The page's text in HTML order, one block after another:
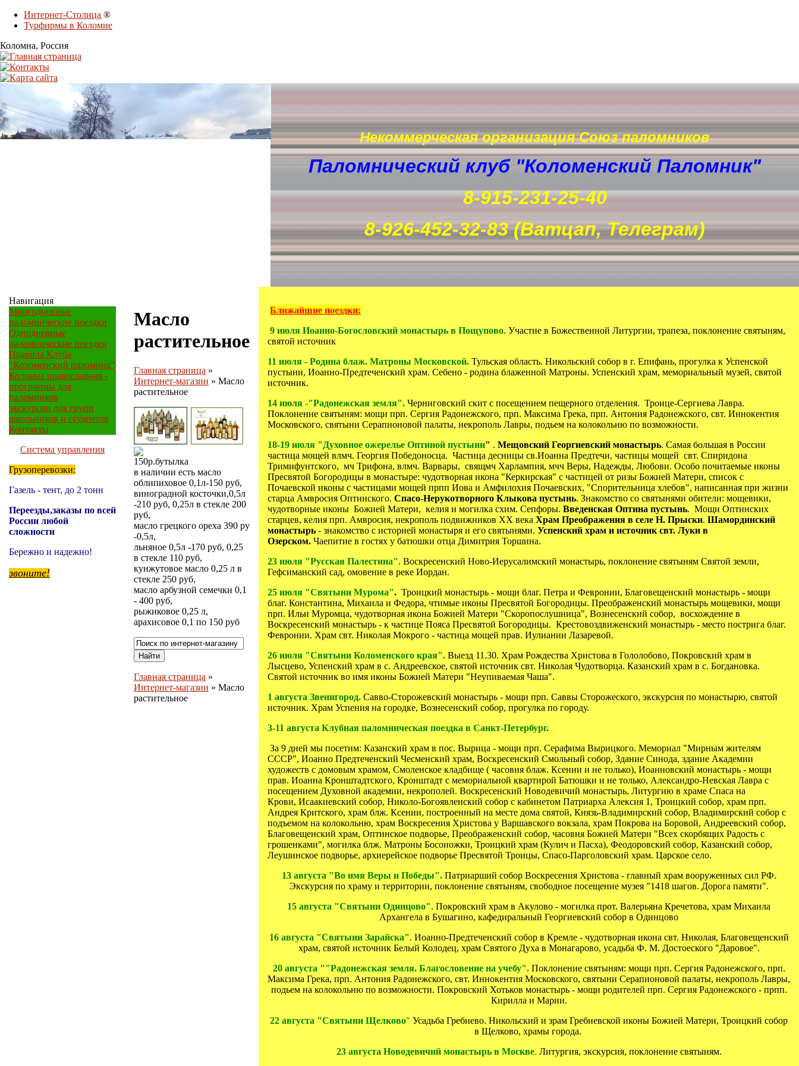
Интернет-Столица ®
Турфирмы в Коломне
Коломна, Россия
Некоммерческая организация Союз паломников
Паломнический клуб "Коломенский Паломник"
8-915-231-25-40
8-926-452-32-83 (Ватцап, Телеграм)
Навигация
Многодневные
паломнические поездки
Однодневные
паломнические поездки
Правила Клуба
"Коломенский паломник"
Коломна православная -
программы для
паломников
экскурсии для групп
школьников и студентов
Контакты
Система управления
Грузоперевозки:
Газель - тент, до 2 тонн
Переезды,заказы по всей
России любой
сложности
Бережно и надежно!
звоните!
Масло
растительное
Главная страница »
Интернет-магазин » Масло
растительное
150р.бутылка
в наличии есть масло
облипиховое 0,1л-150 руб,
виноградной косточки,0,5л
-210 руб, 0,25л в стекле 200
руб,
масло грецкого ореха 390 ру
-0,5л,
льняное 0,5л -170 руб, 0,25
в стекле 110 руб,
кунжутовое масло 0,25 л в
стекле 250 руб,
масло арбузной семечки 0,1
- 400 руб,
рыжиковое 0,25 л,
арахисовое 0,1 по 150 руб
Главная страница »
Интернет-магазин » Масло
растительное
Ближайшие поездки:
9 июля Иоанно-Богословский монастырь в Пощупово. Участие в Божественной Литургии, трапеза, поклонение святыням,
святой источник
11 июля - Родина блаж. Матроны Московской. Тульская область. Никольский собор в г. Епифань, прогулка к Успенской
пустыни, Иоанно-Предтеченский храм. Себено - родина блаженной Матроны. Успенский храм, мемориальный музей, святой
источник.
14 июля -"Радонежская земля". Черниговский скит с посещением пещерного отделения. Троице-Сергиева Лавра.
Поклонение святыням: мощи прп. Сергия Радонежского, прп. Максима Грека, прп. Антония Радонежского, свт. Иннокентия
Московского, святыни Серапионовой палаты, некрополь Лавры, подьем на колокольню по возможности.
18-19 июля "Духовное ожерелье Оптиной пустыни" . Мещовский Георгиевский монастырь. Самая большая в России
частица мощей влмч. Георгия Победоносца. Частица десницы св.Иоанна Предтечи, частицы мощей свт. Спиридона
Тримифунтского, мч Трифона, влмч. Варвары, свящмч Харлампия, мчч Веры, Надежды, Любови. Особо почитаемые иконы
Пресвятой Богородицы в монастыре: чудотворная икона "Керкирская" с частицей от ризы Божией Матери, список с
Почаевской иконы с частицами мощей прпп Иова и Амфилохия Почаевских, "Спорительница хлебов", написанная при жизни
старца Амвросия Оптинского. Спасо-Нерукотворного Клыкова пустынь. Знакомство со святынями обители: мощевики,
чудотворные иконы Божией Матери, келия и могилка схим. Сепфоры. Введенская Оптина пустынь. Мощи Оптинских
старцев, келия прп. Амвросия, некрополь подвижников ХХ века Храм Преображения в селе Н. Прыски. Шамординский
монастырь - знакомство с историей монастыря и его святынями. Успенский храм и источник свт. Луки в
Озерском. Чаепитие в гостях у батюшки отца Димитрия Торшина.
23 июля "Русская Палестина". Воскресенский Ново-Иерусалимский монастырь, поклонение святыням Святой земли,
Гефсиманский сад, омовение в реке Иордан.
25 июля "Святыни Мурома". Троицкий монастырь - мощи благ. Петра и Февронии, Благовещенский монастырь - мощи
благ. Константина, Михаила и Федора, чтимые иконы Пресвятой Богородицы. Преображенский монастырь мощевики, мощи
прп. Ильи Муромца, чудотворная икона Божией Матери "Скоропослушница", Вознесенский собор, восхождение в
Воскресенский монастырь - к частице Пояса Пресвятой Богородицы. Крестовоздвиженский монастырь - место пострига благ.
Февронии. Храм свт. Николая Мокрого - частица мощей прав. Иулиании Лазаревой.
26 июля "Святыни Коломенского края". Выезд 11.30. Храм Рождества Христова в Гололобово, Покровский храм в
Лысцево, Успенский храм в с. Андреевское, святой источник свт. Николая Чудотворца. Казанский храм в с. Богдановка.
Святой источник во имя иконы Божией Матери "Неупиваемая Чаша".
1 августа Звенигород. Савво-Сторожевский монастырь - мощи прп. Саввы Сторожеского, экскурсия по монастырю, святой
источник. Храм Успения на городке, Вознесенский собор, прогулка по городу.
3-11 августа Клубная паломническая поездка в Санкт-Петербург.
За 9 дней мы посетим: Казанский храм в пос. Вырица - мощи прп. Серафима Вырицкого. Мемориал "Мирным жителям
СССР", Иоанно Предтеченский Чесменский храм, Воскресенский Смольный собор, Здание Синода, здание Академии
художеств с домовым храмом, Смоленское кладбище ( часовня блаж. Ксении и не только), Иоанновский монастырь - мощи
прав. Иоанна Кронштадтского, Кронштадт с мемориальной квартирой Батюшки и не только, Александро-Невская Лавра с
посещением Духовной академии, некрополей. Воскресенский Новодевичий монастырь, Литургию в храме Спаса на
Крови, Исаакиевский собор, Николо-Богоявленский собор с кабинетом Патриарха Алексия 1, Троицкий собор, храм прп.
Андрея Критского, храм блж. Ксении, построенный на месте дома святой, Князь-Владимирский собор, Владимирский собор с
подъемом на колокольню, храм Воскресения Христова у Варшавского вокзала, храм Покрова на Боровой, Андреевский собор,
Благовещенский храм, Оптинское подворье, Преображенский собор, часовня Божией Матери "Всех скорбящих Радость с
грошенками", могилка блж. Матроны Босоножки, Троицкий храм (Кулич и Пасха), Феодоровский собор, Казанский собор,
Леушинское подворье, архиерейское подворье Пресвятой Троицы, Спасо-Парголовский храм. Царское село.
13 августа "Во имя Веры и Победы".Патриарший собор Воскресения Христова - главный храм вооруженных сил РФ.
Экскурсия по храму и территории, поклонение святыням, свободное посещение музея "1418 шагов. Дорога памяти".
15 августа "Святыни Одинцово". Покровский храм в Акулово - могилка прот. Валерьяна Кречетова, храм Михаила
Архангела в Бушагино, кафедиральный Георгиевский собор в Одинцово
16 августа "Святыни Зарайска". Иоанно-Предтеченский собор в Кремле - чудотворная икона свт. Николая, Благовещенский
храм, святой источник Белый Колодец, храм Святого Духа в Монагарово, усадьба Ф. М. Достоеского "Даровое".
20 августа ""Радонежская земля. Благословение на учебу". Поклонение святыням: мощи прп. Сергия Радонежского, прп.
Максима Грека, прп. Антония Радонежского, свт. Иннокентия Московского, святыни Серапионовой палаты, некрополь Лавры,
подьем на колокольню по возможности. Покровский Хотьков монастырь - мощи родителей прп. Сергия Радонежского - прпп.
Кирилла и Марии.
22 августа "Святыни Щелково" Усадьба Гребнево. Никольский и зрам Гребневской иконы Божией Матери, Троицкий собор
в Щелково, храмы города.
23 августа Новодевичий монастырь в Москве. Литургия, экскурсия, поклонение святыням.